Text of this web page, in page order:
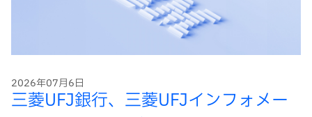
2026年07月6日
三菱UFJ銀行、三菱UFJインフォメー